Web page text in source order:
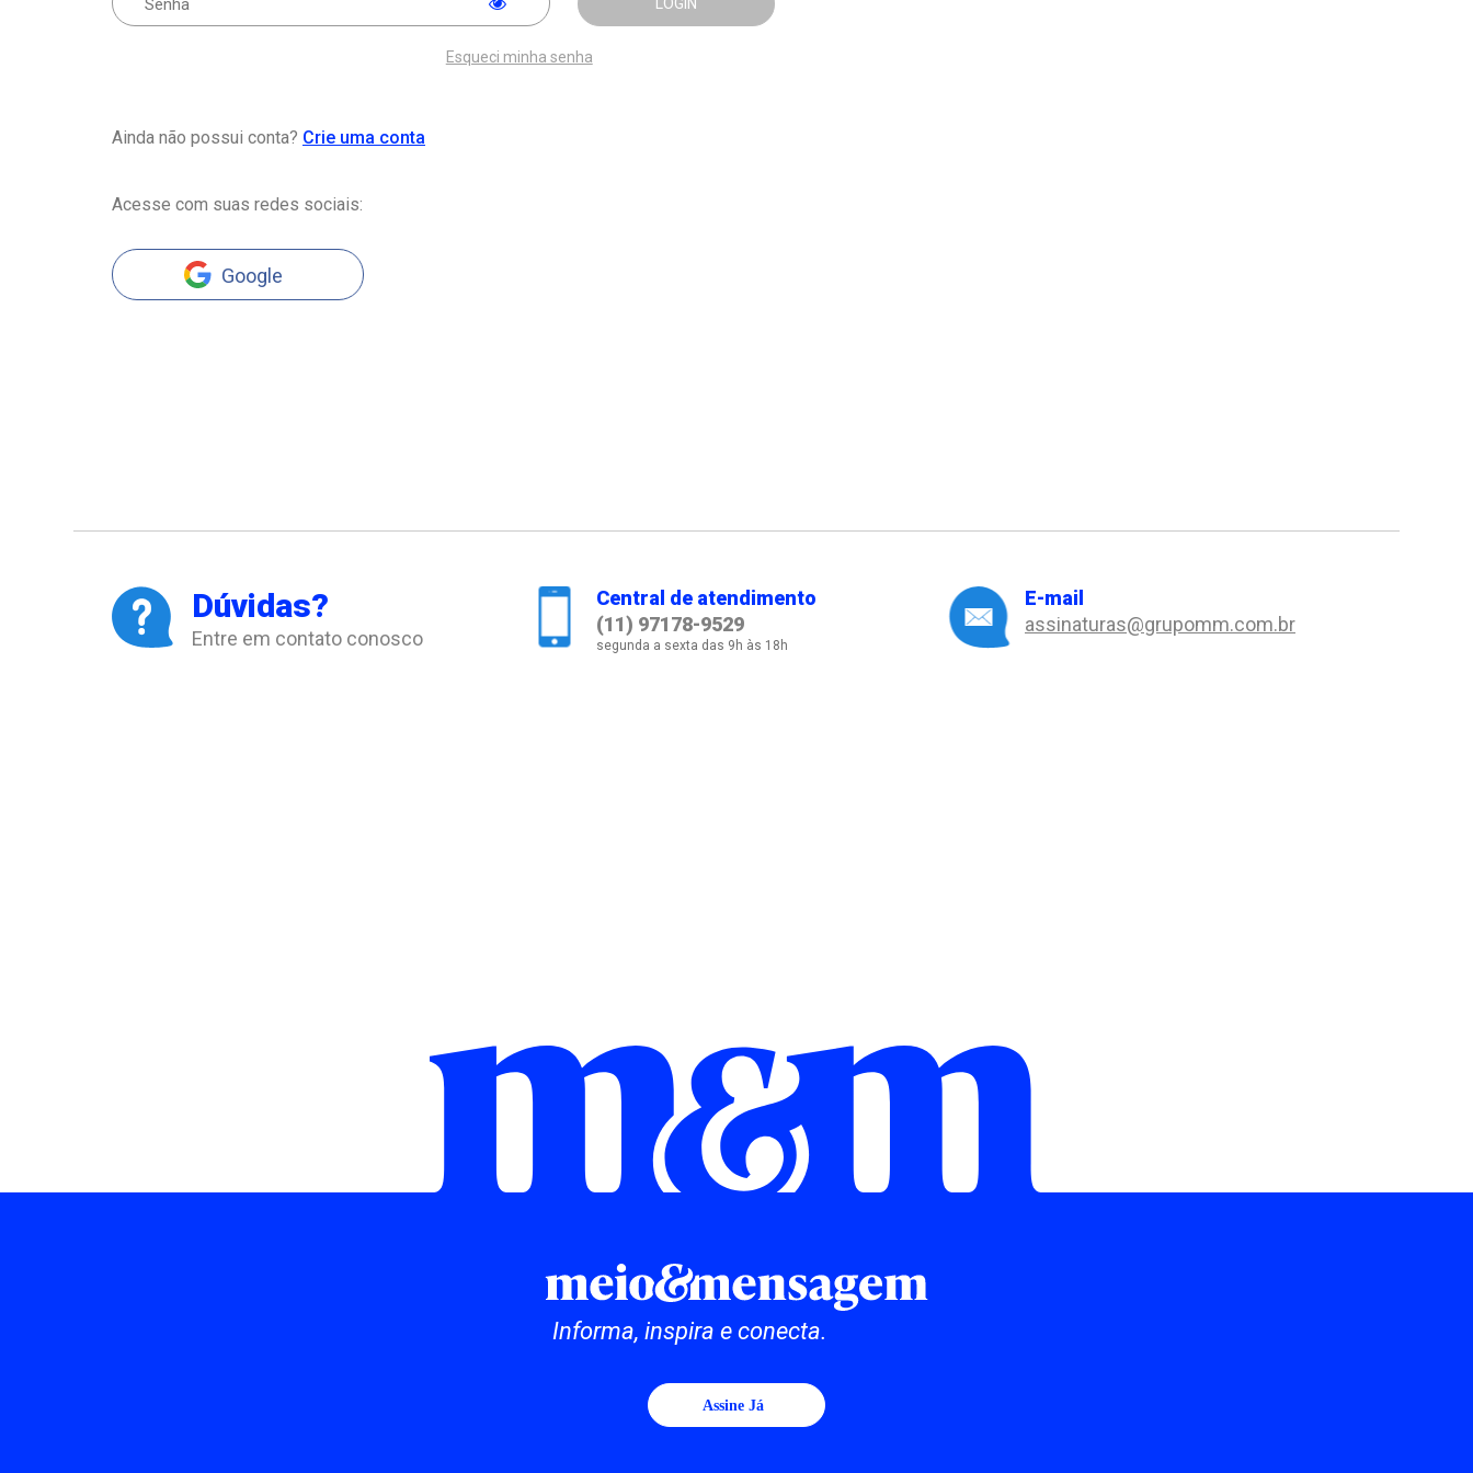
Esqueci minha senha
Ainda não possui conta? Crie uma conta
Acesse com suas redes sociais:
Google
Dúvidas?
Entre em contato conosco
Central de atendimento
(11) 97178-9529
segunda a sexta das 9h às 18h
E-mail
assinaturas@grupomm.com.br
Informa, inspira e conecta.
Assine Já